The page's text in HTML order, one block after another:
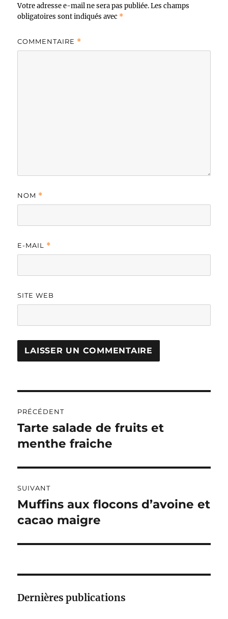
Votre adresse e-mail ne sera pas publiée. Les champs
obligatoires sont indiqués avec *
COMMENTAIRE *
NOM *
E-MAIL *
SITE WEB
R
A
T
:
de
l’article
PRÉCÉDENT
Publication
précédente :
Tarte salade de fruits et
menthe fraiche
SUIVANT
Publication
suivante :
Muffins aux flocons d’avoine et
cacao maigre
Dernières publications